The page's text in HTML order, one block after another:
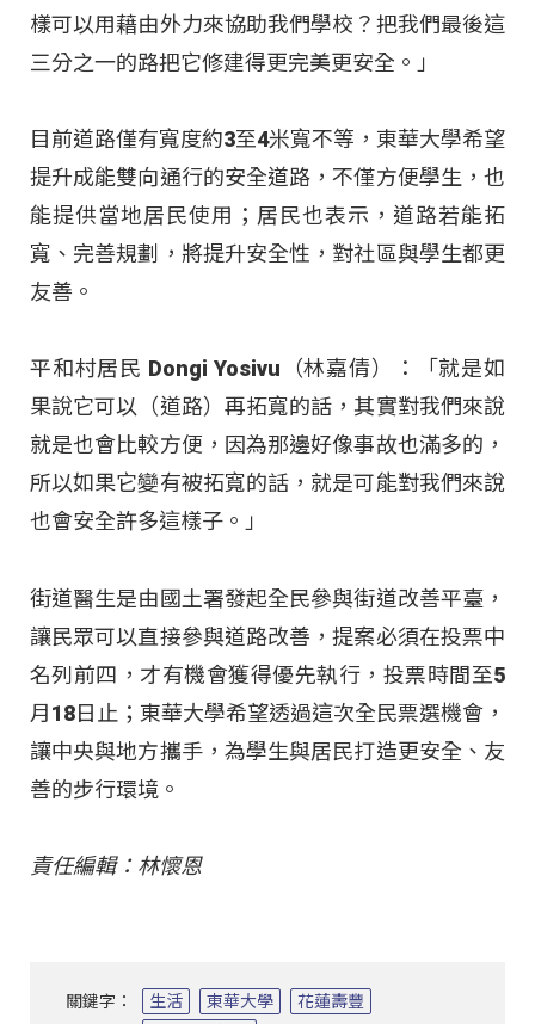
樣可以用藉由外力來協助我們學校？把我們最後這
三分之一的路把它修建得更完美更安全。」
目前道路僅有寬度約3至4米寬不等，東華大學希望
提升成能雙向通行的安全道路，不僅方便學生，也
能提供當地居民使用；居民也表示，道路若能拓
寬、完善規劃，將提升安全性，對社區與學生都更
友善。
平和村居民 Dongi Yosivu（林嘉倩）：「就是如
果說它可以（道路）再拓寬的話，其實對我們來說
就是也會比較方便，因為那邊好像事故也滿多的，
所以如果它變有被拓寬的話，就是可能對我們來說
也會安全許多這樣子。」
街道醫生是由國土署發起全民參與街道改善平臺，
讓民眾可以直接參與道路改善，提案必須在投票中
名列前四，才有機會獲得優先執行，投票時間至5
月18日止；東華大學希望透過這次全民票選機會，
讓中央與地方攜手，為學生與居民打造更安全、友
善的步行環境。
責任編輯：林懷恩
關鍵字： 生活 東華大學
花蓮壽豐